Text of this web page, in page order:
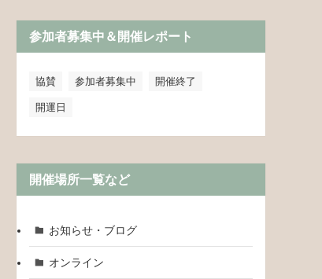
参加者募集中＆開催レポート
協賛 参加者募集中 開催終了
開運日
開催場所一覧など
お知らせ・ブログ
オンライン